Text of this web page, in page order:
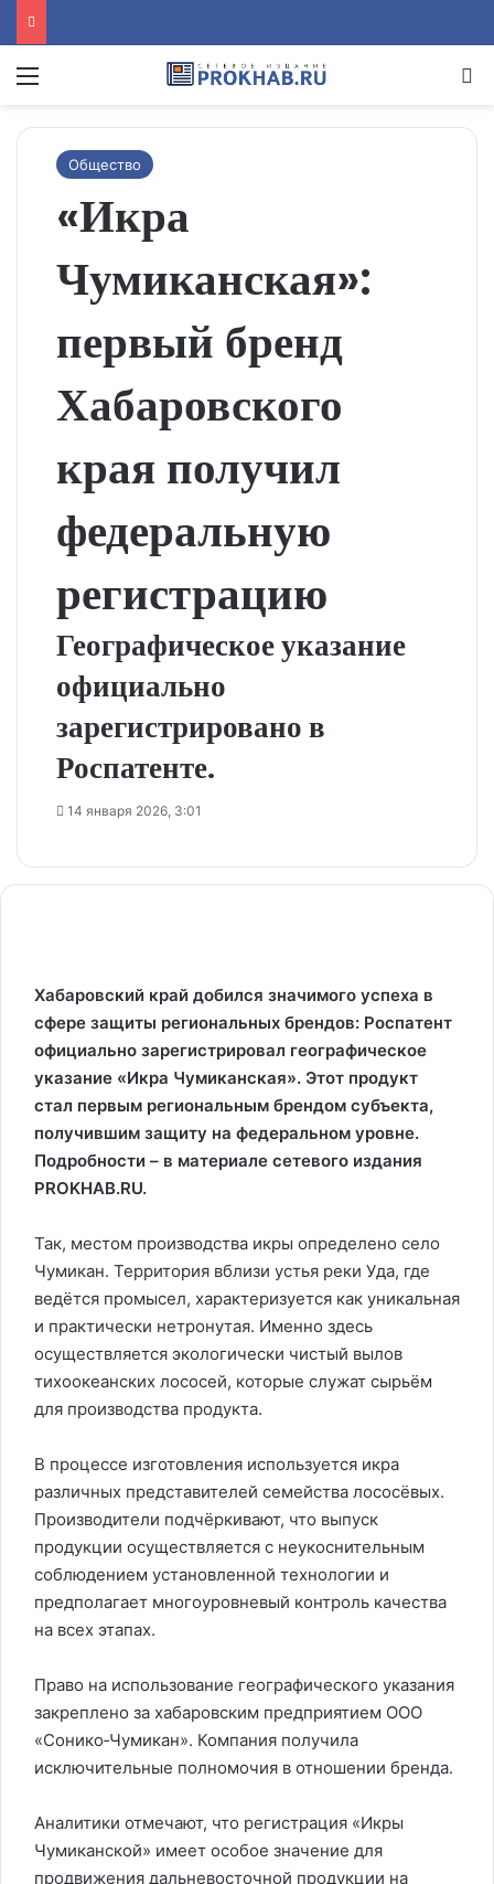
Menu
Общество
«Икра
Чумиканская»:
первый бренд
Хабаровского
края получил
федеральную
регистрацию
Географическое указание
официально
зарегистрировано в
Роспатенте.
14 января 2026, 3:01
Хабаровский край добился значимого успеха в
сфере защиты региональных брендов: Роспатент
официально зарегистрировал географическое
указание «Икра Чумиканская». Этот продукт
стал первым региональным брендом субъекта,
получившим защиту на федеральном уровне.
Подробности – в материале сетевого издания
PROKHAB.RU.
Так, местом производства икры определено село
Чумикан. Территория вблизи устья реки Уда, где
ведётся промысел, характеризуется как уникальная
и практически нетронутая. Именно здесь
осуществляется экологически чистый вылов
тихоокеанских лососей, которые служат сырьём
для производства продукта.
В процессе изготовления используется икра
различных представителей семейства лососёвых.
Производители подчёркивают, что выпуск
продукции осуществляется с неукоснительным
соблюдением установленной технологии и
предполагает многоуровневый контроль качества
на всех этапах.
Право на использование географического указания
закреплено за хабаровским предприятием ООО
«Сонико‑Чумикан». Компания получила
исключительные полномочия в отношении бренда.
Аналитики отмечают, что регистрация «Икры
Чумиканской» имеет особое значение для
продвижения дальневосточной продукции на